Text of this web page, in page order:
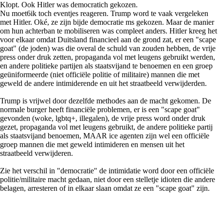
Klopt. Ook Hitler was democratich gekozen.
Nu moet6ik toch eventjes reageren. Trump word te vaak vergeleken
met Hitler. Oké, ze zijn bijde democratie ms gekozen. Maar de manier
om hun achterban te mobiliseren was compleet anders. Hitler kreeg het
voor elkaar omdat Duitsland financieel aan de grond zat, er een "scape
goat" (de joden) was die overal de schuld van zouden hebben, de vrije
press onder druk zetten, propaganda vol met leugens gebruikt werden,
en andere politieke partijen als staatsvijand te benoemen en een groep
geüniformeerde (niet officiële politie of militaire) mannen die met
geweld de andere intimiderende en uit het straatbeeld verwijderden.
Trump is vrijwel door dezelfde methodes aan de macht gekomen. De
normale burger heeft financiële problemen, er is een "scape goat"
gevonden (woke, lgbtq+, illegalen), de vrije press word onder druk
gezet, propaganda vol met leugens gebruikt, de andere politieke partij
als staatsvijand benoemen, MAAR ice agenten zijn wel een officiële
groep mannen die met geweld intimideren en mensen uit het
straatbeeld verwijderen.
Zie het verschil in "democratie" de intimidatie word door een officiële
politie/militaire macht gedaan, niet door een stelletje idioten die andere
belagen, arresteren of in elkaar slaan omdat ze een "scape goat" zijn.